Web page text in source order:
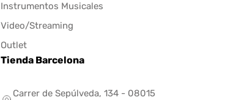
Instrumentos Musicales
Video/Streaming
Outlet
Tienda Barcelona
Carrer de Sepúlveda, 134 - 08015